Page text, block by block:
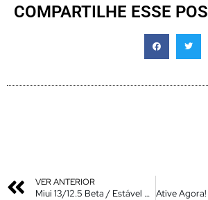
COMPARTILHE ESSE
VER ANTERIOR
Miui 13/12.5 Beta / Estável China – Módulos de Tradução PT-Br